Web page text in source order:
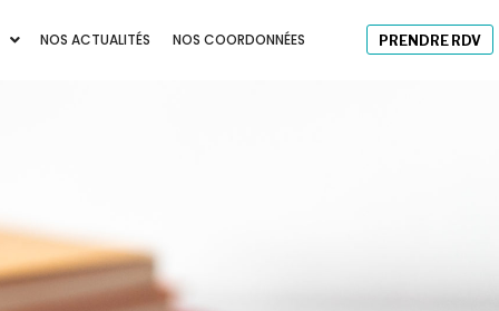
NOS ACTUALITÉS NOS COORDONNÉES PRENDRE RDV